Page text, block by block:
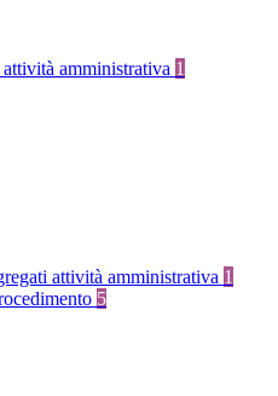
amministrativa 1
attività amministrativa 1
5